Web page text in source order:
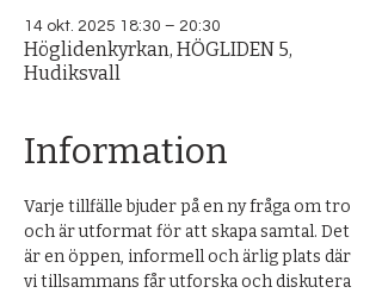
14 okt. 2025 18:30 – 20:30
Höglidenkyrkan, HÖGLIDEN 5,
Hudiksvall
Information
Varje tillfälle bjuder på en ny fråga om tro
och är utformat för att skapa samtal. Det
är en öppen, informell och ärlig plats där
vi tillsammans får utforska och diskutera